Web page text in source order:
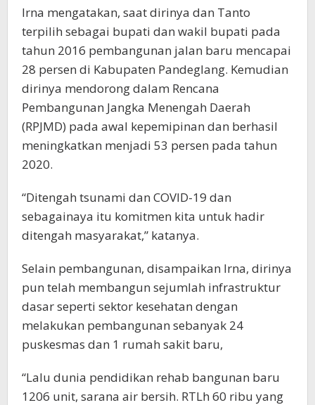
Irna mengatakan, saat dirinya dan Tanto
terpilih sebagai bupati dan wakil bupati pada
tahun 2016 pembangunan jalan baru mencapai
28 persen di Kabupaten Pandeglang. Kemudian
dirinya mendorong dalam Rencana
Pembangunan Jangka Menengah Daerah
(RPJMD) pada awal kepemipinan dan berhasil
meningkatkan menjadi 53 persen pada tahun
2020.
“Ditengah tsunami dan COVID-19 dan
sebagainaya itu komitmen kita untuk hadir
ditengah masyarakat,” katanya.
Selain pembangunan, disampaikan Irna, dirinya
pun telah membangun sejumlah infrastruktur
dasar seperti sektor kesehatan dengan
melakukan pembangunan sebanyak 24
puskesmas dan 1 rumah sakit baru,
“Lalu dunia pendidikan rehab bangunan baru
1206 unit, sarana air bersih. RTLh 60 ribu yang